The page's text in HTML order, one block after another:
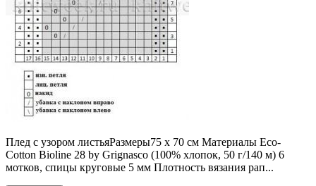
Плед с узором листьяРазмеры75 х 70 см Материалы Eco-
Cotton Bioline 28 by Grignasco (100% хлопок, 50 г/140 м) 6
мотков, спицы круговые 5 мм Плотность вязания рап...